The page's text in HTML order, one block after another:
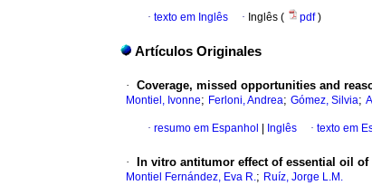
· texto em Inglês · Inglês ( pdf)
Artículos Originales
· Coverage, missed opportunities and
Montiel, Ivonne; Ferloni, Andrea; Gómez, Silvia;
· resumo em Espanhol Inglês · texto em
· In vitro antitumor effect of essential oil of
Montiel Fernández, Eva R.; Ruíz, Jorge L.M.